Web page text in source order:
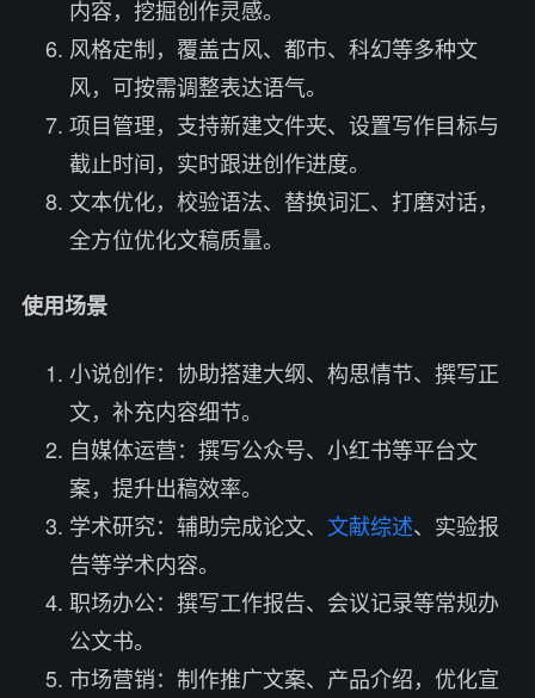
内容，挖掘创作灵感。
风格定制，覆盖古风、都市、科幻等多种文
风，可按需调整表达语气。
项目管理，支持新建文件夹、设置写作目标与
截止时间，实时跟进创作进度。
文本优化，校验语法、替换词汇、打磨对话，
全方位优化文稿质量。
使用场景
小说创作：协助搭建大纲、构思情节、撰写正
文，补充内容细节。
自媒体运营：撰写公众号、小红书等平台文
案，提升出稿效率。
学术研究：辅助完成论文、 文献综述、实验报
告等学术内容。
职场办公：撰写工作报告、会议记录等常规办
公文书。
市场营销：制作推广文案、产品介绍，优化宣